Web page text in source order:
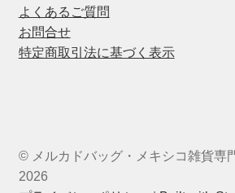
よくあるご質問
お問合せ
特定商取引法に基づく表示
© メルカドバッグ・メキシコ雑貨専
2026